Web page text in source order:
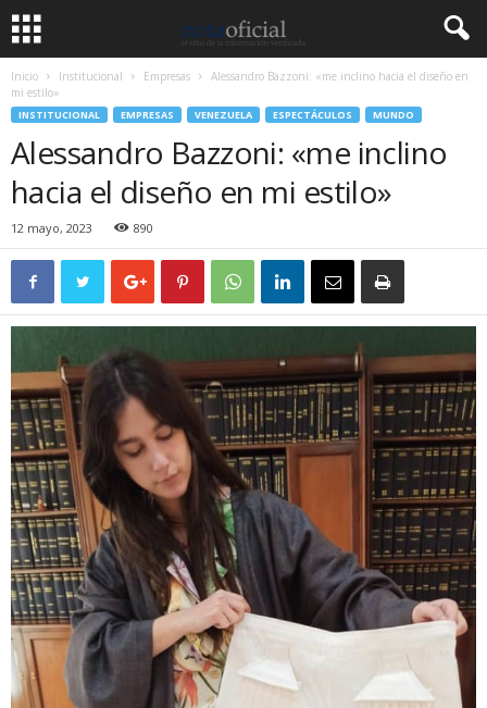
Inicio Institucional Empresas
Alessandro Bazzoni: «me inclino hacia el diseño en
mi estilo»
INSTITUCIONAL EMPRESAS VENEZUELA ESPECTÁCULOS MUNDO
Alessandro Bazzoni: «me inclino
hacia el diseño en mi estilo»
12 mayo, 2023 890